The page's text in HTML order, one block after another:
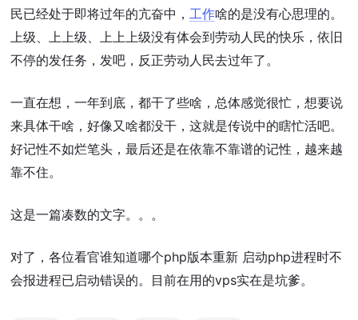
民已经处于即将过年的亢奋中， 工作啥的是没有心思理的。
上级、上上级、上上上级没有体会到劳动人民的快乐，依旧
不停的发任务，发吧，反正劳动人民去过年了。
一直在想，一年到底，都干了些啥，总体感觉很忙，想要说
来具体干啥，好像又啥都没干，这就是传说中的瞎忙活吧。
好记性不如烂笔头，最后还是在依靠不靠谱的记性，越来越
靠不住。
这是一篇凑数的文字。。。
对了，各位看官谁知道哪个php版本重新 启动php进程时不
会报进程已启动错误的。目前在用的vps实在是坑爹。